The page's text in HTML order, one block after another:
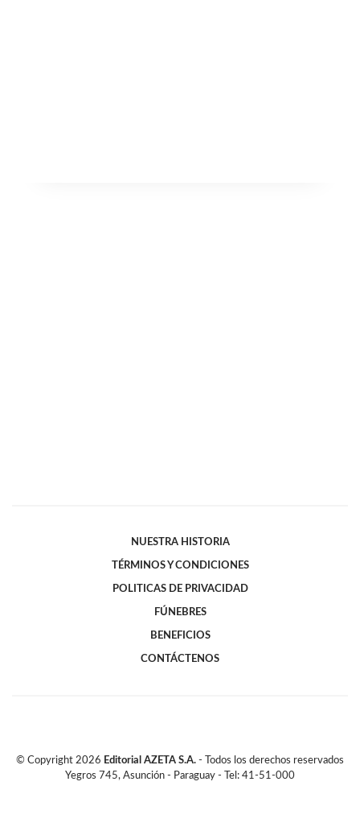
NUESTRA HISTORIA
TÉRMINOS Y CONDICIONES
POLITICAS DE PRIVACIDAD
FÚNEBRES
BENEFICIOS
CONTÁCTENOS
© Copyright 2026 Editorial AZETA S.A. - Todos los derechos reservados
Yegros 745, Asunción - Paraguay - Tel: 41-51-000